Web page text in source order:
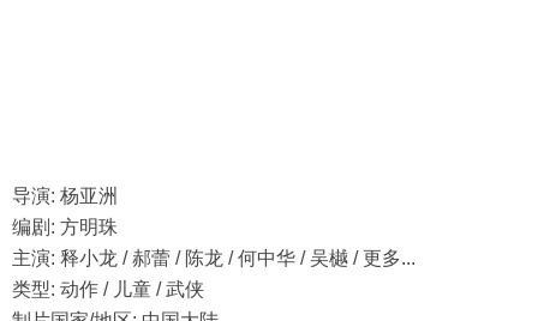
导演: 杨亚洲
编剧: 方明珠
主演: 释小龙 / 郝蕾 / 陈龙 / 何中华 / 吴樾 / 更多...
类型: 动作 / 儿童 / 武侠